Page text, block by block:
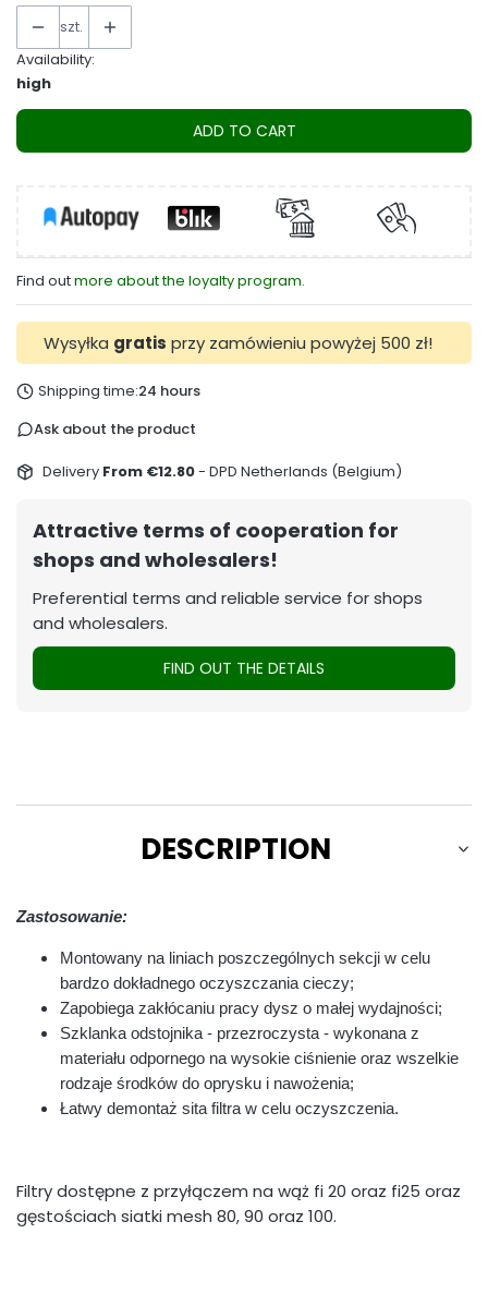
szt.
Availability:
high
ADD TO CART
Find outmore about the loyalty program.
Wysyłka gratis przy zamówieniu powyżej 500 zł!
Shipping time:24 hours
Ask about the product
Delivery From €12.80- DPD Netherlands (Belgium)
Attractive terms of cooperation for
shops and wholesalers!
Preferential terms and reliable service for shops
and wholesalers.
FIND OUT THE DETAILS
DESCRIPTION
Zastosowanie:
Montowany na liniach poszczególnych sekcji w celu
bardzo dokładnego oczyszczania cieczy;
Zapobiega zakłócaniu pracy dysz o małej wydajności;
Szklanka odstojnika - przezroczysta - wykonana z
materiału odpornego na wysokie ciśnienie oraz wszelkie
rodzaje środków do oprysku i nawożenia;
Łatwy demontaż sita filtra w celu oczyszczenia.
Filtry dostępne z przyłączem na wąż fi 20 oraz fi25 oraz
gęstościach siatki mesh 80, 90 oraz 100.